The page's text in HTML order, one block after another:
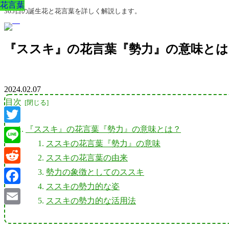
365日の誕生花と花言葉を詳しく解説します。
『ススキ』の花言葉『勢力』の意味と
花言葉
2024.02.07
目次
『ススキ』の花言葉『勢力』の意味とは？
ススキの花言葉『勢力』の意味
ススキの花言葉の由来
勢力の象徴としてのススキ
ススキの勢力的な姿
ススキの勢力的な活用法
花言葉
花言葉
花言葉
花言葉
花言葉
花言葉
Twitter
Line
Reddit
Facebook
Email